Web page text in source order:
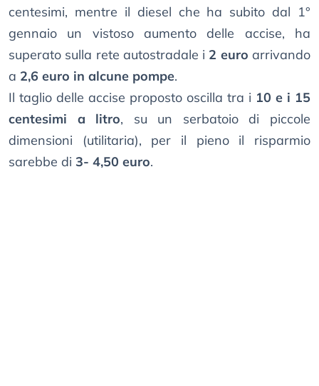
centesimi, mentre il diesel che ha subito dal 1°
gennaio un vistoso aumento delle accise, ha
superato sulla rete autostradale i 2 euro arrivando
a 2,6 euro in alcune pompe.
Il taglio delle accise proposto oscilla tra i 10 e i 15
centesimi a litro, su un serbatoio di piccole
dimensioni (utilitaria), per il pieno il risparmio
sarebbe di 3- 4,50 euro.